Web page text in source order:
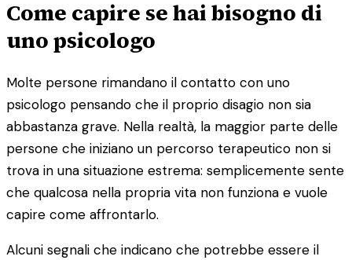
Come capire se hai bisogno di
uno psicologo
Molte persone rimandano il contatto con uno
psicologo pensando che il proprio disagio non sia
abbastanza grave. Nella realtà, la maggior parte delle
persone che iniziano un percorso terapeutico non si
trova in una situazione estrema: semplicemente sente
che qualcosa nella propria vita non funziona e vuole
capire come affrontarlo.
Alcuni segnali che indicano che potrebbe essere il